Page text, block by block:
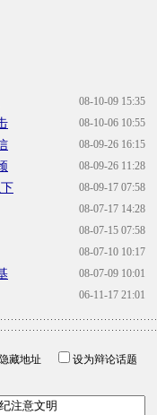
08-10-09 15:35
08-10-06 10:55
08-09-26 16:15
08-09-26 11:28
08-09-17 07:58
08-07-17 14:28
08-07-15 07:58
08-07-10 10:17
08-07-09 10:01
06-11-17 21:01
隐藏地址
设为辩论话题